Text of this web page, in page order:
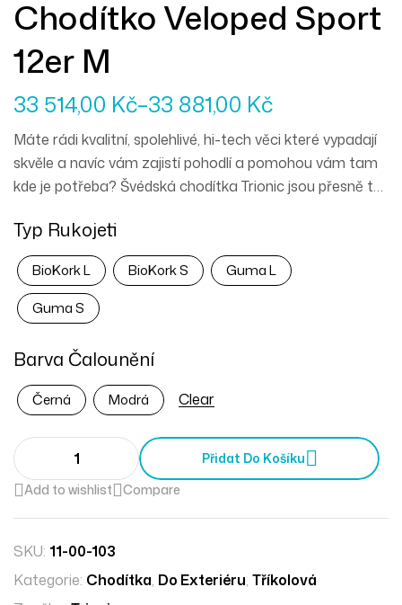
Chodítko Veloped Sport
12er M
33 514,00 Kč–33 881,00 Kč
Máte rádi kvalitní, spolehlivé, hi-tech věci které vypadají
skvěle a navíc vám zajistí pohodlí a pomohou vám tam
kde je potřeba? Švédská chodítka Trionic jsou přesně to
vyrazit kamkoliv zajakéhokoliv počasí.
Typ Rukojeti
BioKork L BioKork S
Guma L
Guma S
Barva Čalounění
Černá Modrá Clear
Přidat Do Košíku
Add to wishlist
Compare
SKU: 11-00-103
Kategorie: Chodítka, Do Exteriéru, Tříkolová